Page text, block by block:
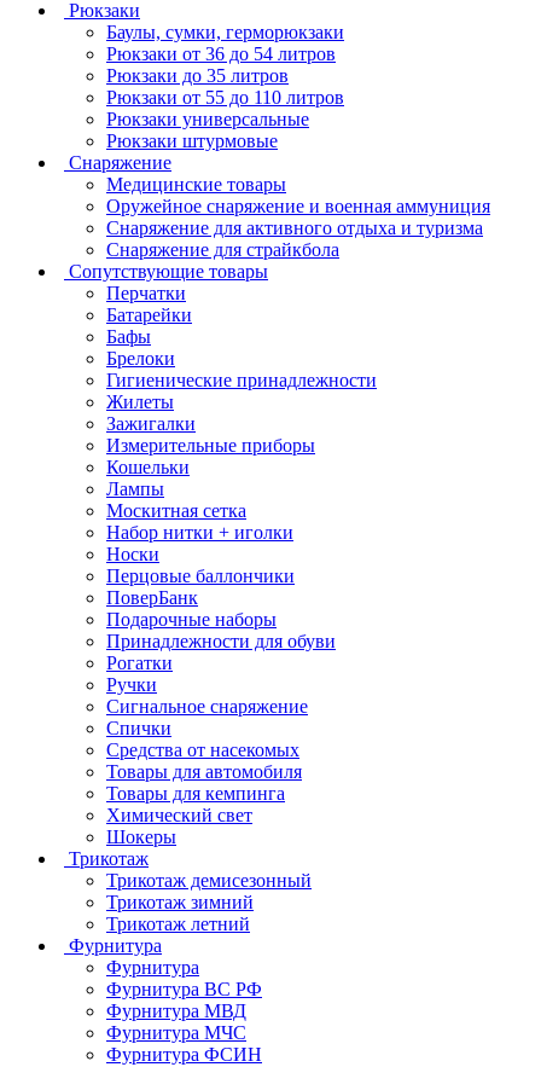
Рюкзаки
Баулы, сумки, герморюкзаки
Рюкзаки от 36 до 54 литров
Рюкзаки до 35 литров
Рюкзаки от 55 до 110 литров
Рюкзаки универсальные
Рюкзаки штурмовые
Снаряжение
Медицинские товары
Оружейное снаряжение и военная аммуниция
Снаряжение для активного отдыха и туризма
Снаряжение для страйкбола
Сопутствующие товары
Перчатки
Батарейки
Бафы
Брелоки
Гигиенические принадлежности
Жилеты
Зажигалки
Измерительные приборы
Кошельки
Лампы
Москитная сетка
Набор нитки + иголки
Носки
Перцовые баллончики
ПоверБанк
Подарочные наборы
Принадлежности для обуви
Рогатки
Ручки
Сигнальное снаряжение
Спички
Средства от насекомых
Товары для автомобиля
Товары для кемпинга
Химический свет
Шокеры
Трикотаж
Трикотаж демисезонный
Трикотаж зимний
Трикотаж летний
Фурнитура
Фурнитура
Фурнитура ВС РФ
Фурнитура МВД
Фурнитура МЧС
Фурнитура ФСИН